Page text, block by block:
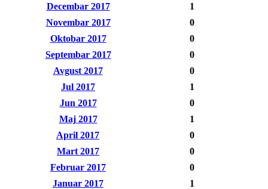
Decembar 2017
1
Novembar 2017
0
Oktobar 2017
0
Septembar 2017
0
Avgust 2017
0
Jul 2017
1
Jun 2017
0
Maj 2017
1
April 2017
0
Mart 2017
0
Februar 2017
0
Januar 2017
1